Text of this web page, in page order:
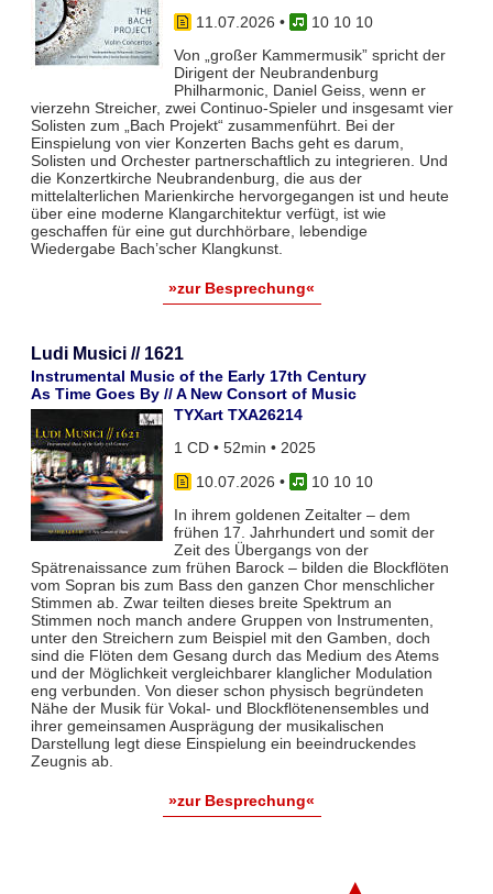
11.07.2026 •
10 10 10
Von „großer Kammermusik” spricht der
Dirigent der Neubrandenburg
Philharmonic, Daniel Geiss, wenn er
vierzehn Streicher, zwei Continuo-Spieler und insgesamt vier
Solisten zum „Bach Projekt“ zusammenführt. Bei der
Einspielung von vier Konzerten Bachs geht es darum,
Solisten und Orchester partnerschaftlich zu integrieren. Und
die Konzertkirche Neubrandenburg, die aus der
mittelalterlichen Marienkirche hervorgegangen ist und heute
über eine moderne Klangarchitektur verfügt, ist wie
geschaffen für eine gut durchhörbare, lebendige
Wiedergabe Bach’scher Klangkunst.
»zur Besprechung«
Ludi Musici // 1621
Instrumental Music of the Early 17th Century
As Time Goes By // A New Consort of Music
TYXart TXA26214
1 CD • 52min • 2025
10.07.2026 •
10 10 10
In ihrem goldenen Zeitalter – dem
frühen 17. Jahrhundert und somit der
Zeit des Übergangs von der
Spätrenaissance zum frühen Barock – bilden die Blockflöten
vom Sopran bis zum Bass den ganzen Chor menschlicher
Stimmen ab. Zwar teil­ten dieses breite Spektrum an
Stimmen noch manch andere Gruppen von Instrumenten,
unter den Streichern zum Bei­spiel mit den Gamben, doch
sind die Flöten dem Gesang durch das Medium des Atems
und der Möglichkeit vergleich­barer klanglicher Modulation
eng verbunden. Von dieser schon physisch begründeten
Nähe der Musik für Vokal- und Blockflö­tenensembles und
ihrer gemeinsamen Ausprägung der musikalischen
Darstellung legt diese Einspielung ein beeindruckendes
Zeugnis ab.
»zur Besprechung«